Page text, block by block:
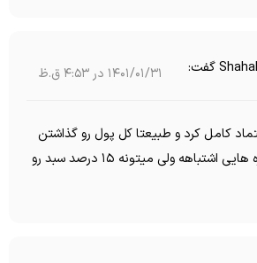
گفت: 1401/01/31 در 4:53 ق.ظ
کامل کرد و طبیعتا کل پول رو گذاشتن
تو یه همچین پروژه هایی اشتباهه ولی میتونه 15 درصد سبد رو